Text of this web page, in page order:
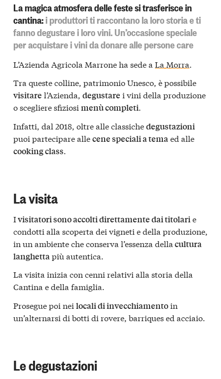
La magica atmosfera delle feste si trasferisce in
cantina:i produttori ti raccontano la loro storia e ti
fanno degustare i loro vini. Un’occasione speciale
per acquistare i vini da donare alle persone care
L’Azienda Agricola Marrone ha sede a La Morra.
Tra queste colline, patrimonio Unesco, è possibile
visitare l’Azienda, degustare i vini della produzione
o scegliere sfiziosi menù completi.
Infatti, dal 2018, oltre alle classichedegustazioni
puoi partecipare allecene speciali a temaed alle
cooking class.
La visita
Ivisitatori sono accolti direttamente dai titolari e
condotti alla scoperta dei vigneti e della produzione,
in un ambiente che conserva l’essenza della cultura
langhetta più autentica.
La visita inizia con cenni relativi alla storia della
Cantina e della famiglia.
Prosegue poi nei locali di invecchiamentoin
un’alternarsi di botti di rovere, barriques ed acciaio.
Le degustazioni